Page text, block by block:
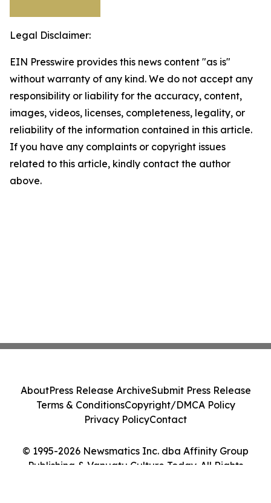
Legal Disclaimer:
EIN Presswire provides this news content "as is"
without warranty of any kind. We do not accept any
responsibility or liability for the accuracy, content,
images, videos, licenses, completeness, legality, or
reliability of the information contained in this article.
If you have any complaints or copyright issues
related to this article, kindly contact the author
above.
© 1995-2026 Newsmatics Inc. dba Affinity Group
Publishing & Vanuatu Culture Today. All Rights
AboutPress Release ArchiveSubmit Press Release
Terms & ConditionsCopyright/DMCA Policy
Privacy PolicyContact